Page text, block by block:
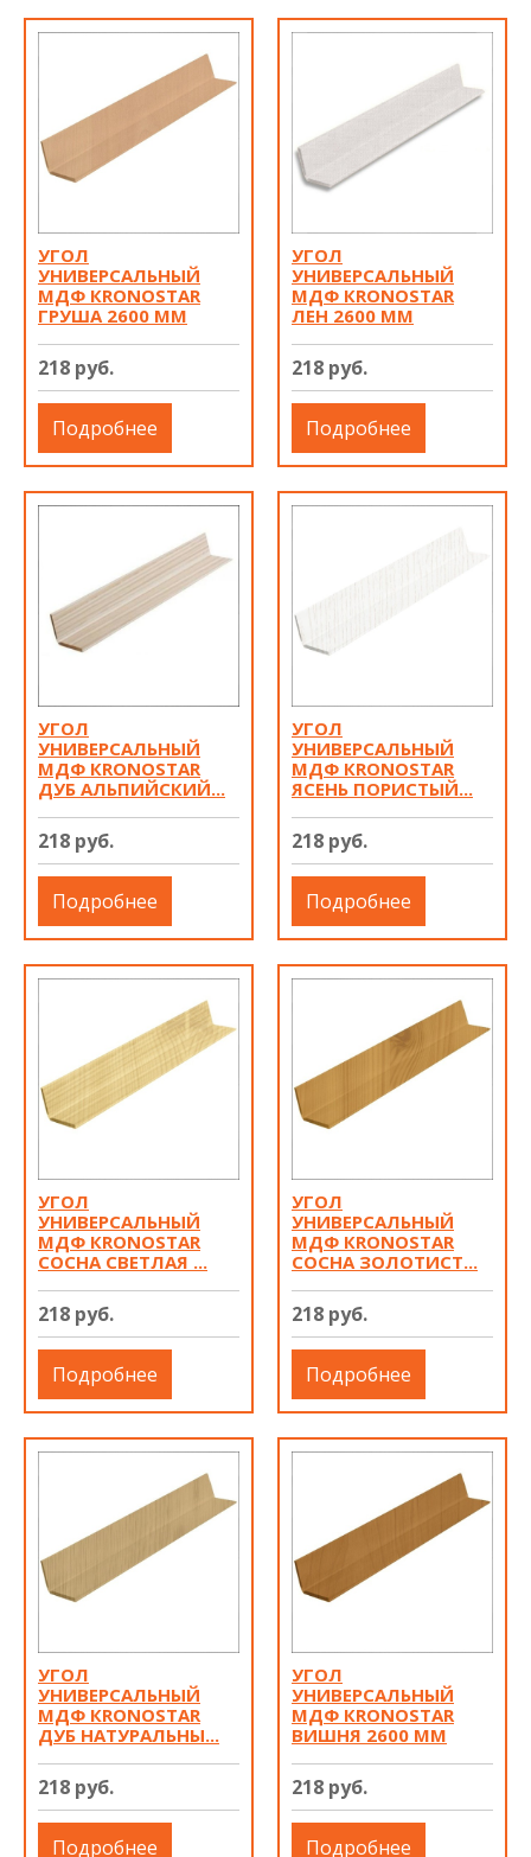
УГОЛ
УНИВЕРСАЛЬНЫЙ
МДФ КRONOSTAR
ГРУША 2600 ММ
218 руб.
Подробнее
УГОЛ
УНИВЕРСАЛЬНЫЙ
МДФ КRONOSTAR
ЛЕН 2600 ММ
218 руб.
Подробнее
УГОЛ
УНИВЕРСАЛЬНЫЙ
МДФ КRONOSTAR
ДУБ АЛЬПИЙСКИЙ...
218 руб.
Подробнее
УГОЛ
УНИВЕРСАЛЬНЫЙ
МДФ КRONOSTAR
ЯСЕНЬ ПОРИСТЫЙ...
218 руб.
Подробнее
УГОЛ
УНИВЕРСАЛЬНЫЙ
МДФ КRONOSTAR
СОСНА СВЕТЛАЯ ...
218 руб.
Подробнее
УГОЛ
УНИВЕРСАЛЬНЫЙ
МДФ КRONOSTAR
СОСНА ЗОЛОТИСТ...
218 руб.
Подробнее
УГОЛ
УНИВЕРСАЛЬНЫЙ
МДФ КRONOSTAR
ДУБ НАТУРАЛЬНЫ...
218 руб.
Подробнее
УГОЛ
УНИВЕРСАЛЬНЫЙ
МДФ КRONOSTAR
ВИШНЯ 2600 ММ
218 руб.
Подробнее